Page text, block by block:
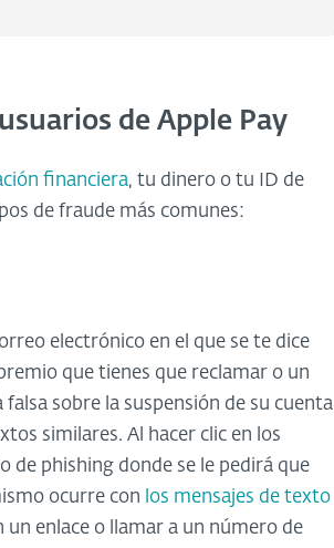
de Apple Pay
financiera, tu dinero o tu ID de
de fraude más comunes:
electrónico en el que se te dice
que tienes que reclamar o un
sobre la suspensión de su cuenta
similares. Al hacer clic en los
de phishing donde se le pedirá que
ocurre con los mensajes de texto
un enlace o llamar a un número de